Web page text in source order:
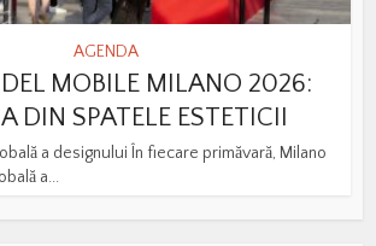
AGENDA
MOBILE MILANO 2026:
DIN SPATELE ESTETICII
a designului În fiecare primăvară, Milano
a...